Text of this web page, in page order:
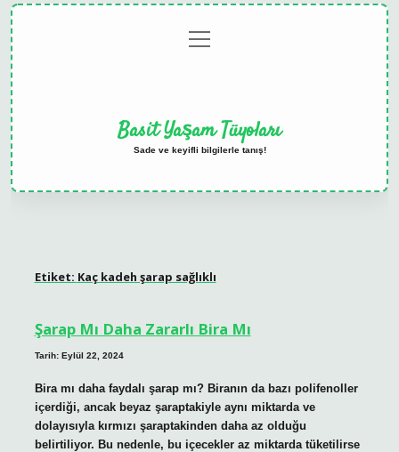
menüyü
aç
Basit Yaşam Tüyoları
Sade ve keyifli bilgilerle tanış!
Etiket: Kaç kadeh şarap sağlıklı
Şarap Mı Daha Zararlı Bira Mı
Tarih: Eylül 22, 2024
Bira mı daha faydalı şarap mı? Biranın da bazı polifenoller
içerdiği, ancak beyaz şaraptakiyle aynı miktarda ve
dolayısıyla kırmızı şaraptakinden daha az olduğu
belirtiliyor. Bu nedenle, bu içecekler az miktarda tüketilirse